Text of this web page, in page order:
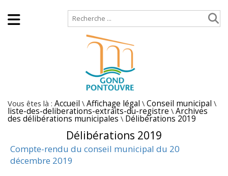
Vous êtes là : Accueil \ Affichage légal \ Conseil municipal \
liste-des-deliberations-extraits-du-registre \ Archives
des délibérations municipales \ Délibérations 2019
Délibérations 2019
Compte-rendu du conseil municipal du 20
décembre 2019